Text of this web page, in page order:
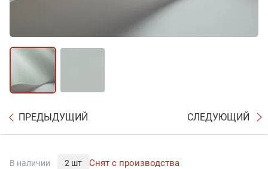
ПРЕДЫДУЩИЙ СЛЕДУЮЩИЙ
В наличии 2 шт Снят с производства